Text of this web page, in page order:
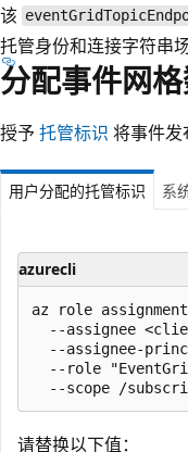
该
托管身份和连接字符串场
分配事件网
授予 托管标识 将事件发
用户分配的托管标识 系
azurecli
az role
--assignee
--assignee-
--role
请替换以下值：